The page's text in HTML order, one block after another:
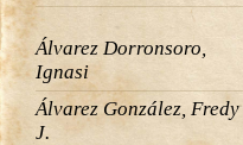
Álvarez Dorronsoro,
Ignasi
Álvarez González, Fredy
J.